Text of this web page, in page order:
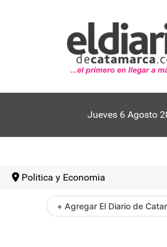
Jueves 6 Agosto
Politica y Economia
+ Agregar El Diario de